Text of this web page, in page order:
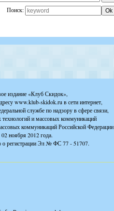
Поиск:
издание «Клуб Скидок»,
www.klub-skidok.ru в сети интернет,
службе по надзору в сфере связи,
и массовых коммуникаций
коммуникаций Российской Федерации
02 ноября 2012 года.
о регистрации Эл № ФС 77 - 51707.